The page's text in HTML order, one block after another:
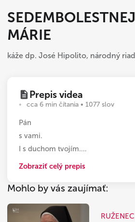
MÁRIE
káže dp. José Hipolito, národný
Prepis videa
cca 6 min čítania • 1077 slov
Pán
s vami.
I s duchom tvojím.…
Zobraziť celý prepis
Mohlo by vás zaujímať:
RUŽENEC